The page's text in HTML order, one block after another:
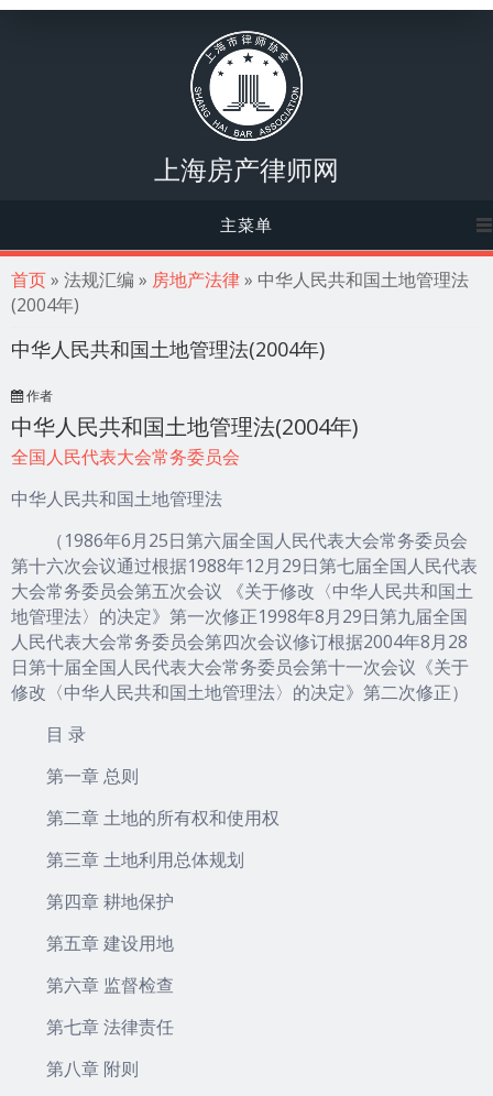
上海房产律师网
主菜单
你在这里
首页» 法规汇编 » 房地产法律» 中华人民共和国土地管理法
(2004年)
中华人民共和国土地管理法(2004年)
作者
中华人民共和国土地管理法(2004年)
全国人民代表大会常务委员会
中华人民共和国土地管理法
（1986年6月25日第六届全国人民代表大会常务委员会
第十六次会议通过根据1988年12月29日第七届全国人民代表
大会常务委员会第五次会议 《关于修改〈中华人民共和国土
地管理法〉的决定》第一次修正1998年8月29日第九届全国
人民代表大会常务委员会第四次会议修订根据2004年8月28
日第十届全国人民代表大会常务委员会第十一次会议《关于
修改〈中华人民共和国土地管理法〉的决定》第二次修正）
目 录
第一章 总则
第二章 土地的所有权和使用权
第三章 土地利用总体规划
第四章 耕地保护
第五章 建设用地
第六章 监督检查
第七章 法律责任
第八章 附则